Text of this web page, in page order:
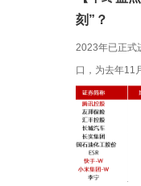
刻”？
2023年已正式
口，为去年11
第四年。但
年以来回购